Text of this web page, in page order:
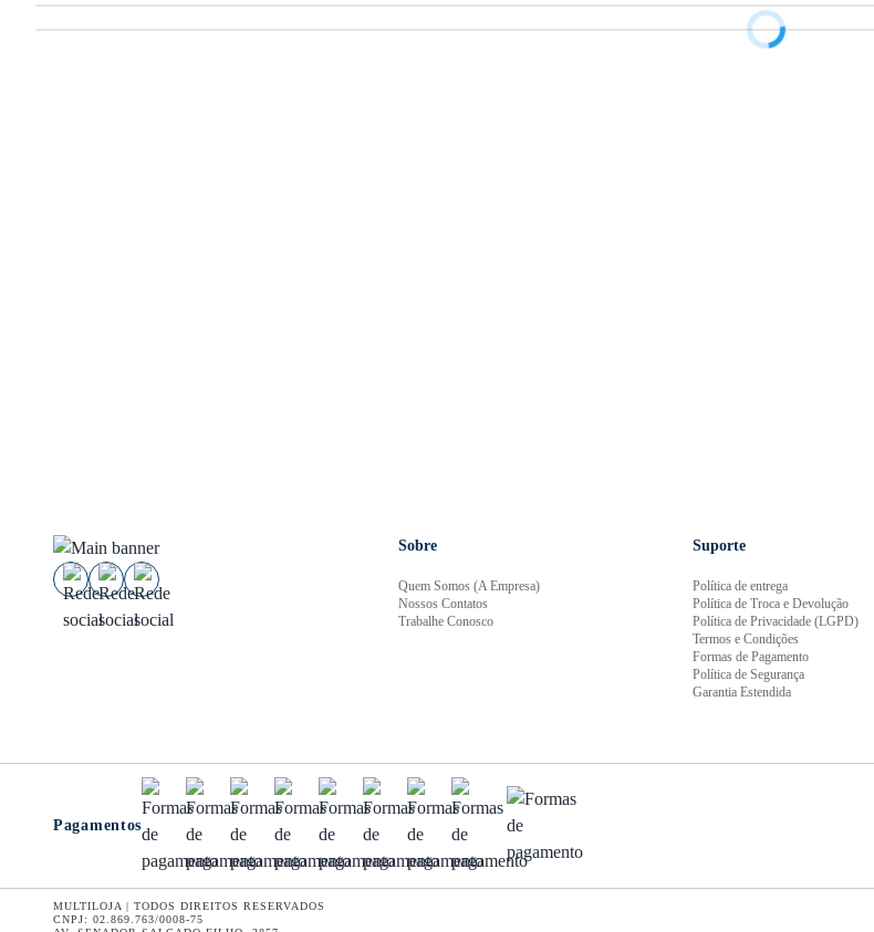
Sobre
Quem Somos (A Empresa)
Nossos Contatos
Trabalhe Conosco
Suporte
Política de entrega
Política de Troca e Devolução
Política de Privacidade (LGPD)
Termos e Condições
Formas de Pagamento
Política de Segurança
Garantia Estendida
Pagamentos
MULTILOJA | TODOS DIREITOS RESERVADOS
CNPJ: 02.869.763/0008-75